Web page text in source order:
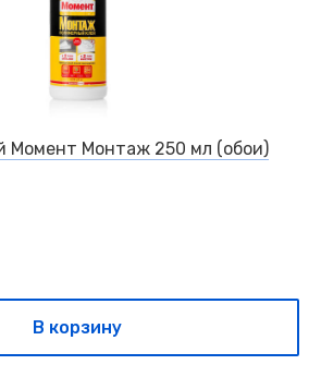
Момент Монтаж 250 мл (обои)
В корзину